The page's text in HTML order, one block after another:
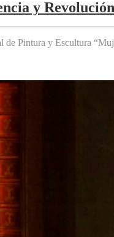
y Revolución
Pintura y Escultura